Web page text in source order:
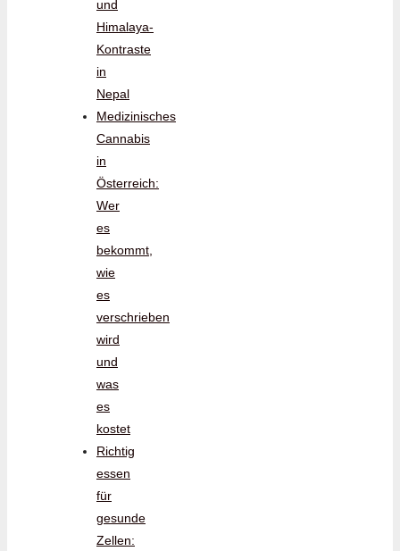
und
Himalaya-
Kontraste
in
Nepal
Medizinisches
Cannabis
in
Österreich:
Wer
es
bekommt,
wie
es
verschrieben
wird
und
was
es
kostet
Richtig
essen
für
gesunde
Zellen: